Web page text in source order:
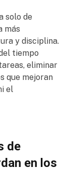
solo de
más
y disciplina.
tiempo
eliminar
que mejoran
el
de
en los